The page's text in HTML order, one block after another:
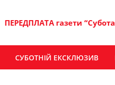
ПЕРЕДПЛАТА газети
СУБОТНІЙ ЕКСКЛЮЗИВ